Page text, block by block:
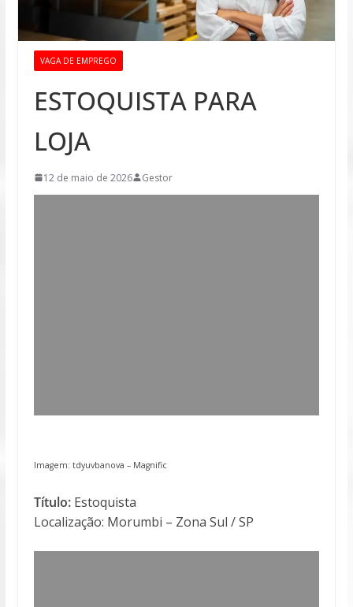
VAGA DE EMPREGO
ESTOQUISTA PARA
LOJA
12 de maio de 2026 Gestor
Imagem: tdyuvbanova – Magnific
Título:Estoquista
Localização: Morumbi – Zona Sul / SP